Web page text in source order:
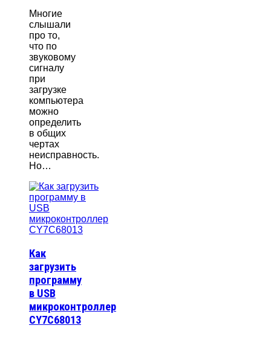
Многие
слышали
про то,
что по
звуковому
сигналу
при
загрузке
компьютера
можно
определить
в общих
чертах
неисправность.
Но…
Как
загрузить
программу
в USB
микроконтроллер
CY7C68013